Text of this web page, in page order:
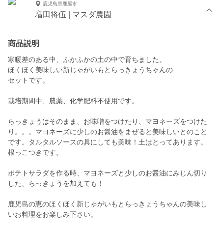
鹿児島県鹿屋市
増田将伍 | マスダ農園
商品説明
寒暖差のある中、ふかふかの土の中で育ちました。
ほくほく美味しい新じゃがいもとらっきょうちゃんの
セットです。
栽培期間中、農薬、化学肥料不使用です。
らっきょうはそのまま、お味噌をつけたり、マヨネーズをつけた
り。。。マヨネーズに少しのお醤油をまぜると美味しいとのこと
です。タルタルソースの具にしても美味！土はとってあります。
根っこつきです。
ポテトサラダを作る時、マヨネーズと少しのお醤油にみじん切り
した、らっきょうを加えても！
鹿児島の恵のほくほく新じゃがいもとらっきょうちゃんの美味し
いお料理をお楽しみ下さい。